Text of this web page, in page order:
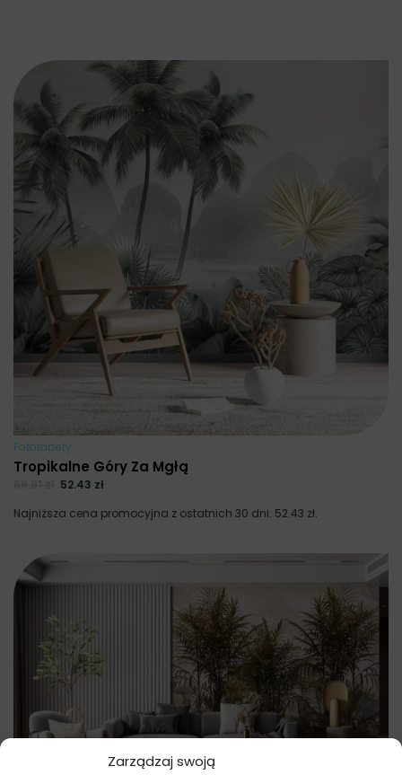
Zarządzaj swoją
Fototapety
Tropikalne Góry Za Mgłą
52.43 zł
Najniższa cena promocyjna z ostatnich 30 dni: 52.43 zł.